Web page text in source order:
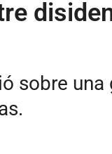
sobre una